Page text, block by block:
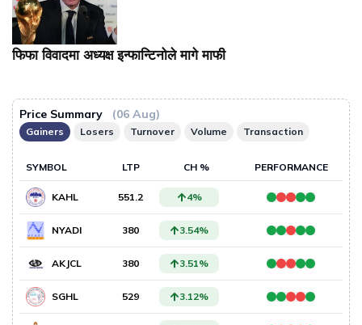
फिफा विवादमा अध्यक्ष इन्फान्टिनोले मागे माफी